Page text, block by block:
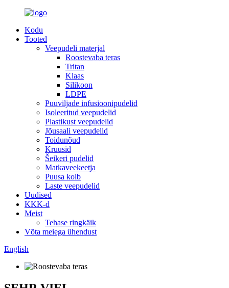
Kodu
Tooted
Veepudeli materjal
Roostevaba teras
Tritan
Klaas
Silikoon
LDPE
Puuviljade infusioonipudelid
Isoleeritud veepudelid
Plastikust veepudelid
Jõusaali veepudelid
Toidunõud
Kruusid
Šeikeri pudelid
Matkaveekeetja
Puusa kolb
Laste veepudelid
Uudised
KKK-d
Meist
Tehase ringkäik
Võta meiega ühendust
English